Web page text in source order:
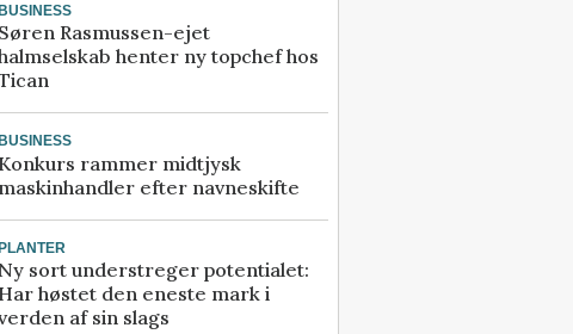
Søren Rasmussen-ejet
henter ny topchef hos
BUSINESS
Konkurs rammer midtjysk
maskinhandler efter navneskifte
Ny sort understreger potentialet:
Har høstet den eneste mark i
af sin slags